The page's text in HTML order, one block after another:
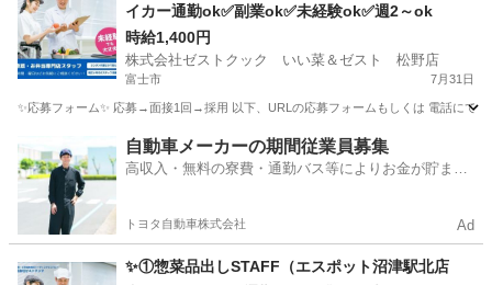
イカー通勤ok✅副業ok✅未経験ok✅週2～ok
時給1,400円
株式会社ゼストクック いい菜＆ゼスト 松野店
富士市 7月31日
✨応募フォーム✨ 応募→面接1回→採用 以下、URLの応募フォームもしくは 電話にて
キッチン ポテト
自動車メーカーの期間従業員募集
高収入・無料の寮費・通勤バス等によりお金が貯まり
トヨタ自動車株式会社 Ad
✨①惣菜品出しSTAFF（エスポット沼津駅北店